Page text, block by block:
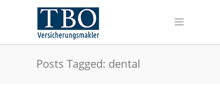
Posts Tagged: dental